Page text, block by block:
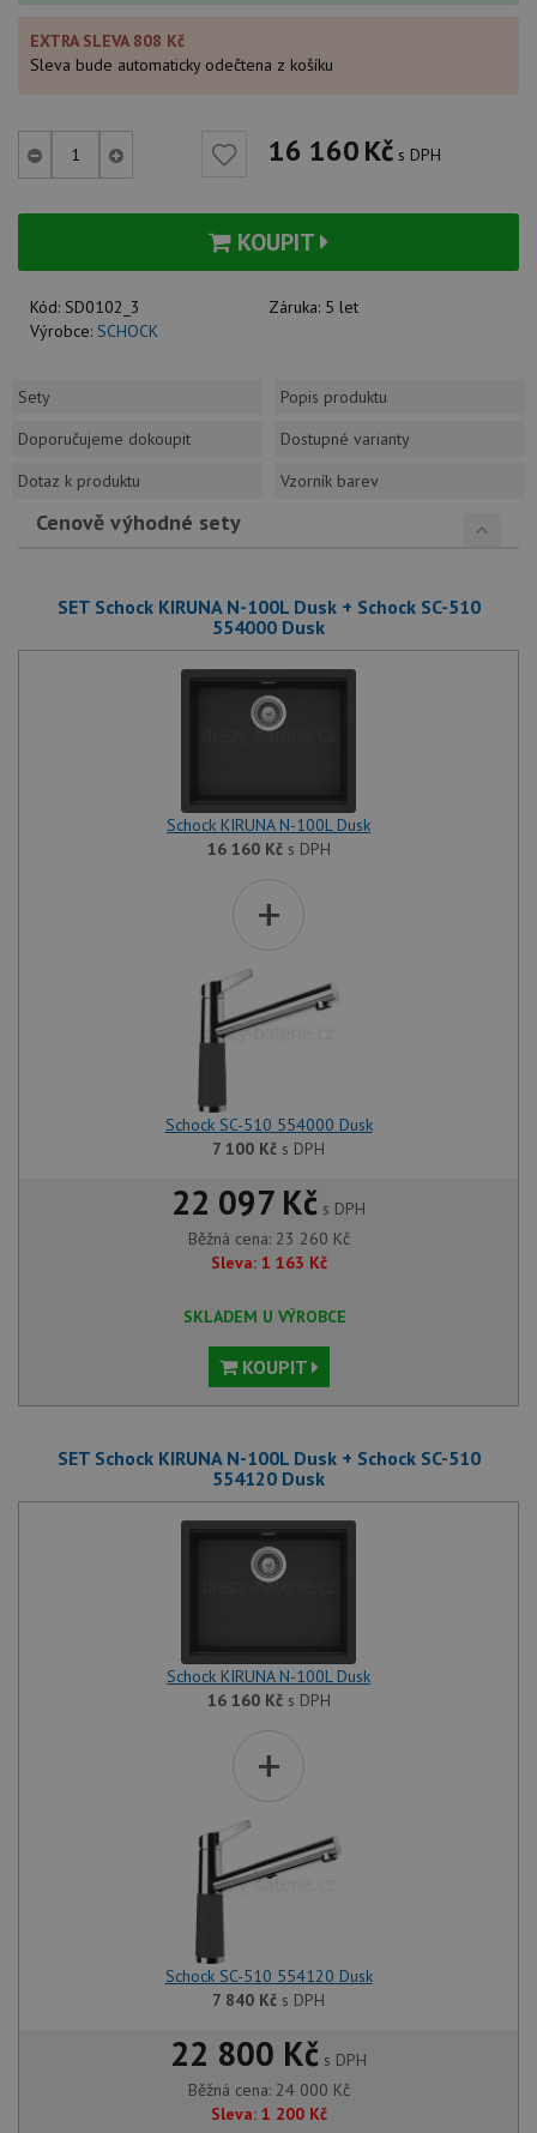
EXTRA SLEVA 808 Kč
Sleva bude automaticky odečtena z košíku
16 160Kč s DPH
KOUPIT
Kód: SD0102_3 Záruka: 5 let
Výrobce: SCHOCK
Sety
Popis produktu
Doporučujeme dokoupit
Dostupné varianty
Dotaz k produktu
Vzorník barev
Cenově výhodné sety
SET Schock KIRUNA N-100L Dusk + Schock SC-510
554000 Dusk
Schock KIRUNA N-100L Dusk
16 160 Kčs DPH
+
Schock SC-510 554000 Dusk
7 100 Kč s DPH
22 097 Kč s DPH
Běžná cena: 23 260 Kč
Sleva: 1 163 Kč
SKLADEM U VÝROBCE
KOUPIT
SET Schock KIRUNA N-100L Dusk + Schock SC-510
554120 Dusk
Schock KIRUNA N-100L Dusk
16 160 Kčs DPH
+
Schock SC-510 554120 Dusk
7 840 Kč s DPH
22 800 Kč s DPH
Běžná cena: 24 000 Kč
Sleva: 1 200 Kč